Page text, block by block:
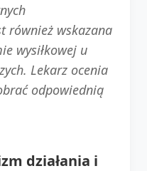
również wskazana
wysiłkowej u
Lekarz ocenia
odpowiednią
działania i